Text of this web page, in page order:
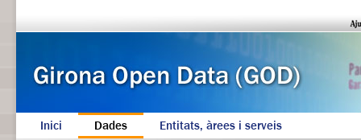
Inici Dades Entitats, àrees i serveis